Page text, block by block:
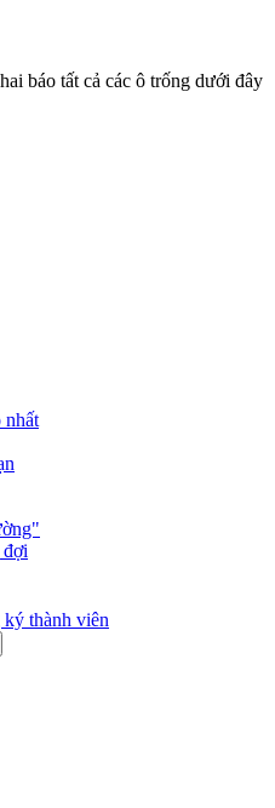
báo tất cả các ô trống dưới đây
nhất
thành viên